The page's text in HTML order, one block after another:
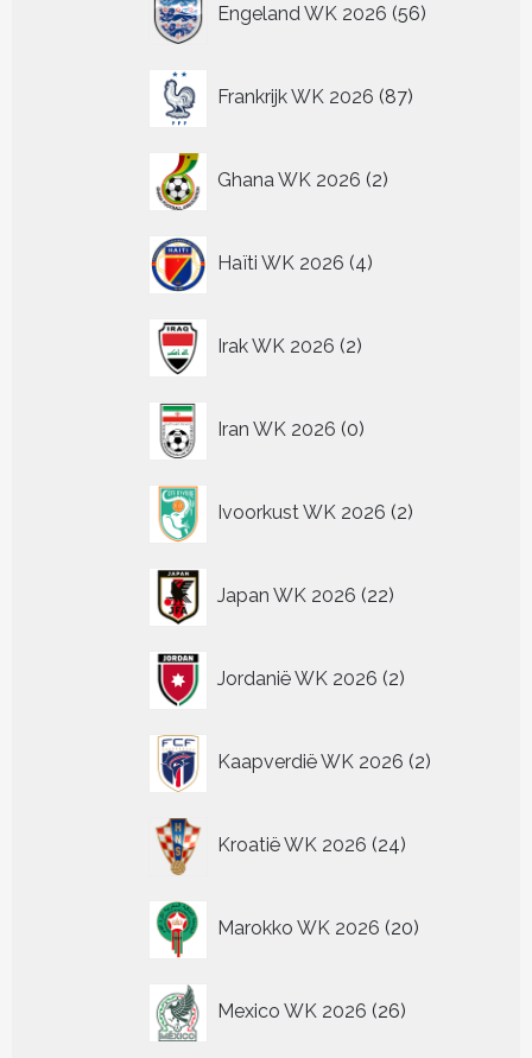
Engeland WK 2026 56
producten
Frankrijk WK 2026 87
producten
Ghana WK 2026 2
producten
Haïti WK 2026 4
producten
Irak WK 2026 2
producten
Iran WK 2026 0
producten
Ivoorkust WK 2026 2
producten
Japan WK 2026 22
producten
Jordanië WK 2026 2
producten
Kaapverdië WK 2026 2
producten
Kroatië WK 2026 24
producten
Marokko WK 2026 20
producten
Mexico WK 2026 26
producten